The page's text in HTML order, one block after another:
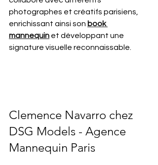
photographes et créatifs parisiens,
enrichissant ainsi son book
mannequin et développant une
signature visuelle reconnaissable.
Clemence Navarro chez
DSG Models - Agence
Mannequin Paris